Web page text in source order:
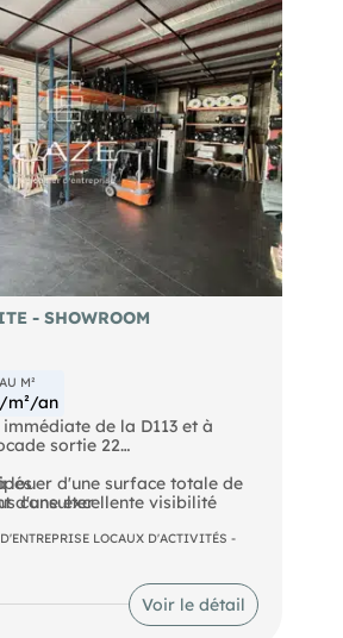
- SHOWROOM
M²
m²/an
de la D113 et à
sortie 22
louer d'une surface totale de
d'une excellente visibilité
Grand parking
consulter
plus d'informations !
les risques auxquels ce bien
sur le site Géorisques :
LOCAUX D'ACTIVITÉS -
Voir le détail